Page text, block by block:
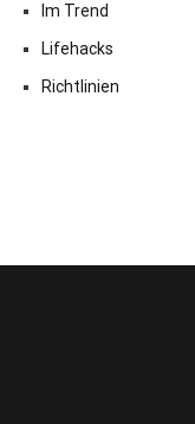
Im Trend
Lifehacks
Richtlinien